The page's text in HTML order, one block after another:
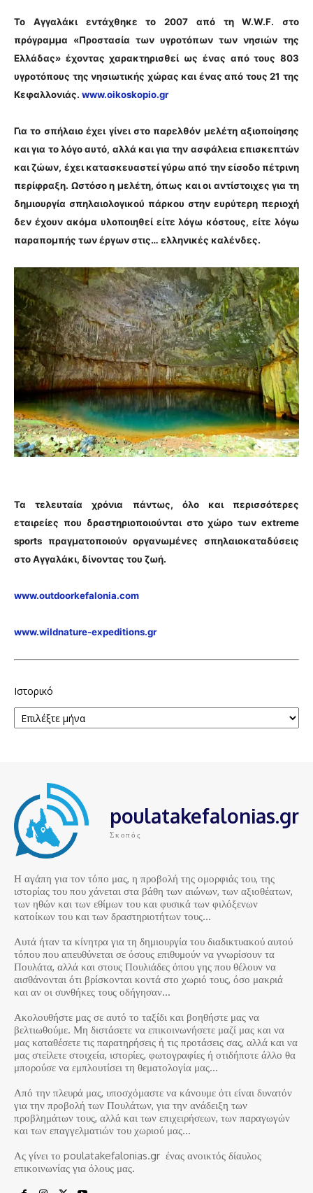
Το Αγγαλάκι εντάχθηκε το 2007 από τη W.W.F. στο
πρόγραμμα «Προστασία των υγροτόπων των νησιών της
Ελλάδας» έχοντας χαρακτηρισθεί ως ένας από τους 803
υγροτόπους της νησιωτικής χώρας και ένας από τους 21 της
Κεφαλλονιάς. www.oikoskopio.gr
Για το σπήλαιο έχει γίνει στο παρελθόν μελέτη αξιοποίησης
και για το λόγο αυτό, αλλά και για την ασφάλεια επισκεπτών
και ζώων, έχει κατασκευαστεί γύρω από την είσοδο πέτρινη
περίφραξη. Ωστόσο η μελέτη, όπως και οι αντίστοιχες για τη
δημιουργία σπηλαιολογικού πάρκου στην ευρύτερη περιοχή
δεν έχουν ακόμα υλοποιηθεί είτε λόγω κόστους, είτε λόγω
παραπομπής των έργων στις… ελληνικές καλένδες.
Τα τελευταία χρόνια πάντως, όλο και περισσότερες
εταιρείες που δραστηριοποιούνται στο χώρο των extreme
sports πραγματοποιούν οργανωμένες σπηλαιοκαταδύσεις
στο Αγγαλάκι, δίνοντας του ζωή.
www.outdoorkefalonia.com
www.wildnature-expeditions.gr
Ιστορικό
poulatakefalonias.gr
Σκοπός
Η αγάπη για τον τόπο μας, η προβολή της ομορφιάς του, της
ιστορίας του που χάνεται στα βάθη των αιώνων, των αξιοθέατων,
των ηθών και των εθίμων του και φυσικά των φιλόξενων
κατοίκων του και των δραστηριοτήτων τους…
Αυτά ήταν τα κίνητρα για τη δημιουργία του διαδικτυακού αυτού
τόπου που απευθύνεται σε όσους επιθυμούν να γνωρίσουν τα
Πουλάτα, αλλά και στους Πουλιάδες όπου γης που θέλουν να
αισθάνονται ότι βρίσκονται κοντά στο χωριό τους, όσο μακριά
και αν οι συνθήκες τους οδήγησαν…
Ακολουθήστε μας σε αυτό το ταξίδι και βοηθήστε μας να
βελτιωθούμε. Μη διστάσετε να επικοινωνήσετε μαζί μας και να
μας καταθέσετε τις παρατηρήσεις ή τις προτάσεις σας, αλλά και να
μας στείλετε στοιχεία, ιστορίες, φωτογραφίες ή οτιδήποτε άλλο θα
μπορούσε να εμπλουτίσει τη θεματολογία μας…
Από την πλευρά μας, υποσχόμαστε να κάνουμε ότι είναι δυνατόν
για την προβολή των Πουλάτων, για την ανάδειξη των
προβλημάτων τους, αλλά και των επιχειρήσεων, των παραγωγών
και των επαγγελματιών του χωριού μας…
Ας γίνει το poulatakefalonias.gr ένας ανοικτός δίαυλος
επικοινωνίας για όλους μας.